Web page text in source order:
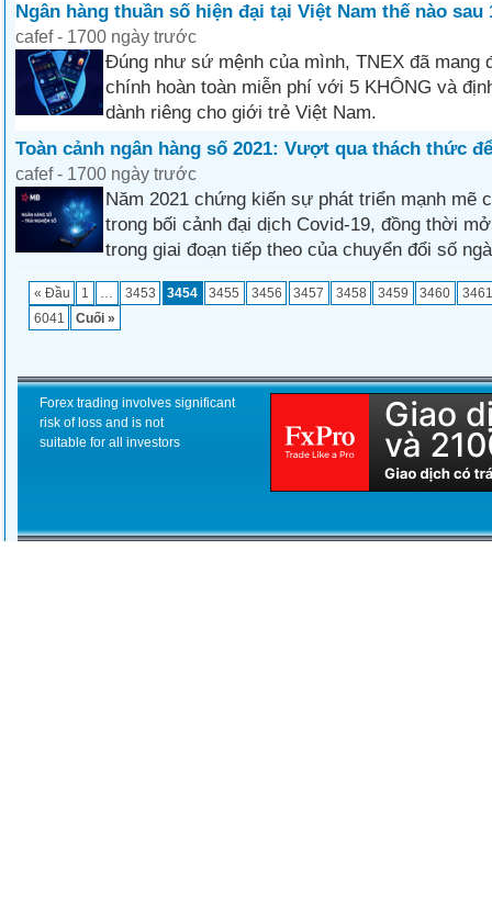
Ngân hàng thuần số hiện đại tại Việt Nam thế nào sau
cafef - 1700 ngày trước
Đúng như sứ mệnh của mình, TNEX đã mang
chính hoàn toàn miễn phí với 5 KHÔNG và
dành riêng cho giới trẻ Việt Nam.
Toàn cảnh ngân hàng số 2021: Vượt qua thách thức
cafef - 1700 ngày trước
Năm 2021 chứng kiến sự phát triển mạnh mẽ
trong bối cảnh đại dịch Covid-19, đồng thời
trong giai đoạn tiếp theo của chuyển đổi số
« Đầu 1 … 3453 3454 3455 3456 3457 3458 3459 3460
3461
6041
Cuối »
Forex trading involves significant
risk of loss and is not
suitable for all investors